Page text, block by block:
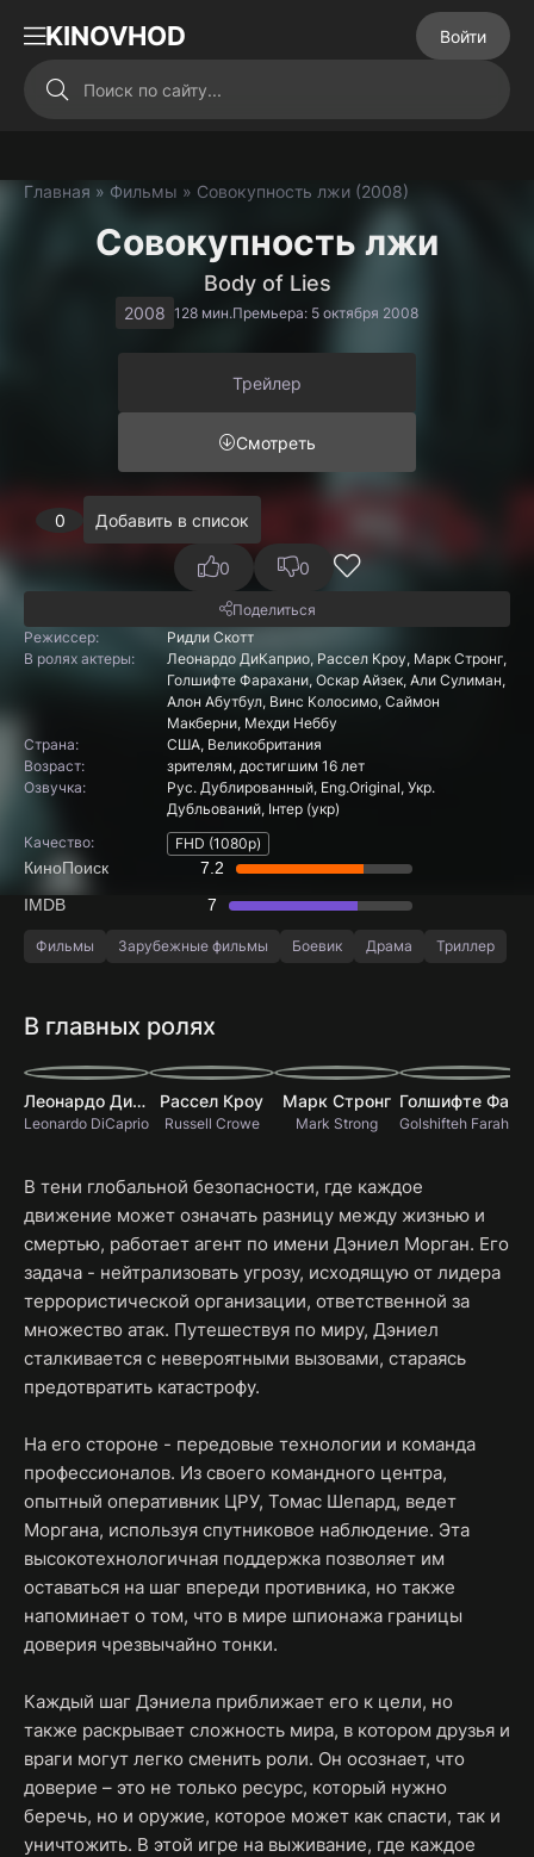
KINOVHOD Войти
Главная » Фильмы » Совокупность лжи (2008)
Совокупность лжи
Body of Lies
2008 128 мин.Премьера: 5 октября 2008
Трейлер
Смотреть
0 Добавить в список
0 0
Поделиться
Режиссер:
Ридли Скотт
В ролях актеры:
Леонардо ДиКаприо, Рассел Кроу, Марк Стронг,
Голшифте Фарахани, Оскар Айзек, Али Сулиман,
Алон Абутбул, Винс Колосимо, Саймон
Макберни, Мехди Неббу
Страна:
США, Великобритания
Boзpacт:
зрителям, достигшим 16 лет
Озвучка:
Рус. Дублированный, Eng.Original, Укр.
Дубльований, Інтер (укр)
Качество:
FHD (1080p)
КиноПоиск
7.2
IMDB
7
Фильмы Зарубежные фильмы Боевик Драма Триллер
В главных ролях
Леонардо ДиКаприо
Leonardo DiCaprio
Рассел Кроу
Russell Crowe
Марк Стронг
Mark Strong
В тени глобальной безопасности, где каждое
движение может означать разницу между жизнью и
смертью, работает агент по имени Дэниел Морган. Его
задача - нейтрализовать угрозу, исходящую от лидера
террористической организации, ответственной за
множество атак. Путешествуя по миру, Дэниел
сталкивается с невероятными вызовами, стараясь
предотвратить катастрофу.
На его стороне - передовые технологии и команда
профессионалов. Из своего командного центра,
опытный оперативник ЦРУ, Томас Шепард, ведет
Моргана, используя спутниковое наблюдение. Эта
высокотехнологичная поддержка позволяет им
оставаться на шаг впереди противника, но также
напоминает о том, что в мире шпионажа границы
доверия чрезвычайно тонки.
Каждый шаг Дэниела приближает его к цели, но
также раскрывает сложность мира, в котором друзья и
враги могут легко сменить роли. Он осознает, что
доверие – это не только ресурс, который нужно
беречь, но и оружие, которое может как спасти, так и
уничтожить. В этой игре на выживание, где каждое